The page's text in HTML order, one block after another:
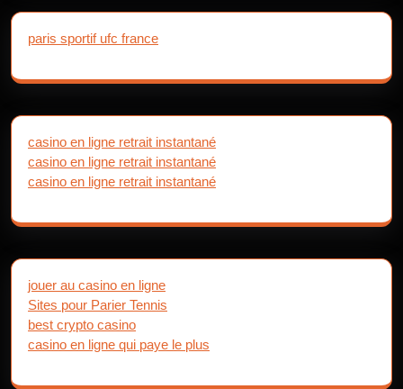
paris sportif ufc france
casino en ligne retrait instantané
casino en ligne retrait instantané
casino en ligne retrait instantané
jouer au casino en ligne
Sites pour Parier Tennis
best crypto casino
casino en ligne qui paye le plus